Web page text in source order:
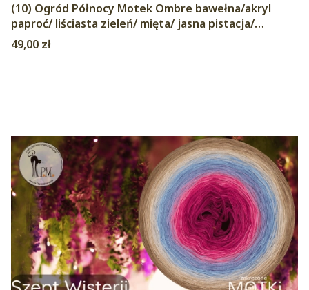
(10) Ogród Północy Motek Ombre bawełna/akryl
paproć/ liściasta zieleń/ mięta/ jasna pistacja/
pudrowy beż/ jasny fiolet/ grape/ jeżyna/ ciemna
jeżyna/czekolada
Cena
49,00 zł